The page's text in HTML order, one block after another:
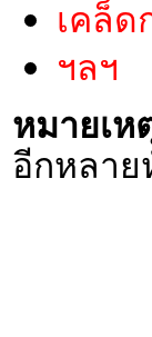
เคล็ด
ฯลฯ
หมายเห
อีกหลาย